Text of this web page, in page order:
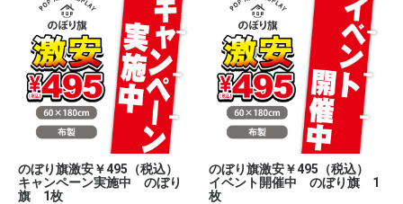
のぼり旗激安￥495（税込）
キャンペーン実施中 のぼり
旗 1枚
のぼり旗激安￥495（税込）
イベント開催中 のぼり旗 1
枚